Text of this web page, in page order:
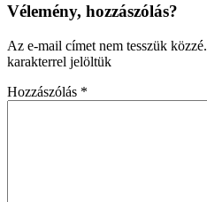
Vélemény, hozzászólás?
Az e-mail címet nem tesszük közzé.
karakterrel jelöltük
Hozzászólás *